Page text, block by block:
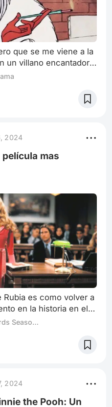
que se me viene a la
un villano encantador,
y gesticular, hasta su
universo de Disney.
merecía en esa
de
2024
mas
Rubia es como volver a
en la historia en el
tema. La película,
después de su
interpretada
# Awards Season 2024
2024
the Pooh: Un